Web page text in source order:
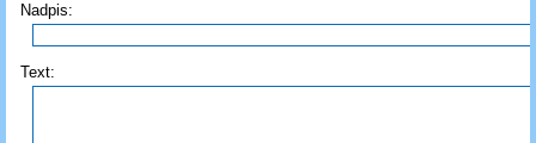
Nadpis:
Text: